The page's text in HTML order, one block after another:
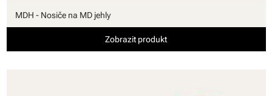
MDH - Nosiče na MD jehly
Zobrazit produkt